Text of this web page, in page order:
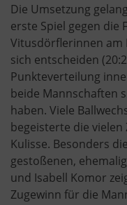
Die Umsetzung
erste Spiel gegen die
Vitusdörflerinnen am
sich entscheiden
Punkteverteilung
beide Mannschaften
haben. Viele
begeisterte die
Kulisse. Besonders
gestoßenen,
und Isabell Komor
Zugewinn für die